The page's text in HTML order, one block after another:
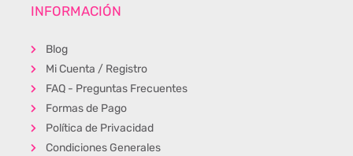
INFORMACIÓN
Blog
Mi Cuenta / Registro
FAQ - Preguntas Frecuentes
Formas de Pago
Política de Privacidad
Condiciones Generales